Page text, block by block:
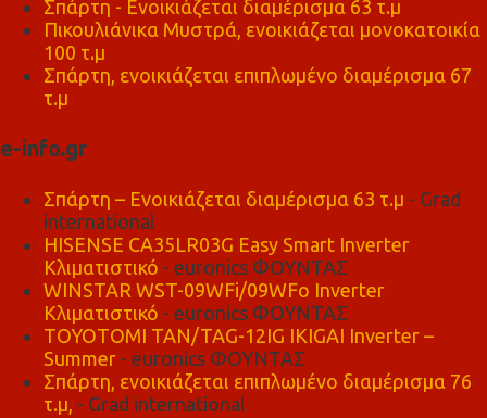
Σπάρτη - Ενοικιάζεται διαμέρισμα 63 τ.μ
Πικουλιάνικα Μυστρά, ενοικιάζεται μονοκατοικία
100 τ.μ
Σπάρτη, ενοικιάζεται επιπλωμένο διαμέρισμα 67
τ.μ
e-info.gr
Σπάρτη – Ενοικιάζεται διαμέρισμα 63 τ.μ - Grad
international
HISENSE CA35LR03G Easy Smart Inverter
Κλιματιστικό - euronics ΦΟΥΝΤΑΣ
WINSTAR WST-09WFi/09WFo Inverter
Κλιματιστικό - euronics ΦΟΥΝΤΑΣ
TOYOTOMI TAN/TAG-12IG IKIGAI Inverter –
Summer - euronics ΦΟΥΝΤΑΣ
Σπάρτη, ενοικιάζεται επιπλωμένο διαμέρισμα 76
τ.μ, - Grad international